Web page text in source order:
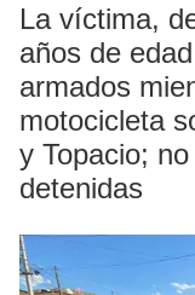
La víctima,
años de
armados
motocicleta
y Topacio;
detenidas